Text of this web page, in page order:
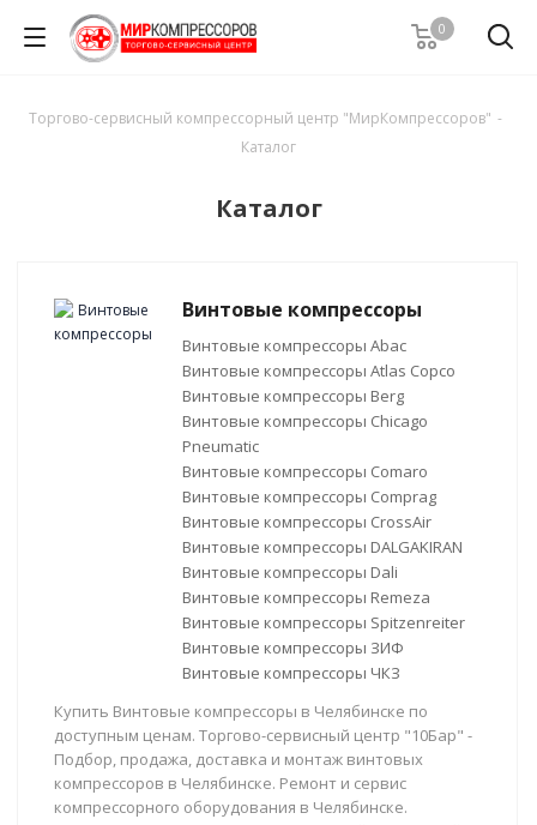
0
Торгово-сервисный компрессорный центр "МирКомпрессоров" -
Каталог
Каталог
Винтовые компрессоры
Винтовые компрессоры Abac
Винтовые компрессоры Atlas Copco
Винтовые компрессоры Berg
Винтовые компрессоры Chicago
Pneumatic
Винтовые компрессоры Comaro
Винтовые компрессоры Comprag
Винтовые компрессоры CrossAir
Винтовые компрессоры DALGAKIRAN
Винтовые компрессоры Dali
Винтовые компрессоры Remeza
Винтовые компрессоры Spitzenreiter
Винтовые компрессоры ЗИФ
Винтовые компрессоры ЧКЗ
Купить Винтовые компрессоры в Челябинске по
доступным ценам. Торгово-сервисный центр "10Бар" -
Подбор, продажа, доставка и монтаж винтовых
компрессоров в Челябинске. Ремонт и сервис
компрессорного оборудования в Челябинске.